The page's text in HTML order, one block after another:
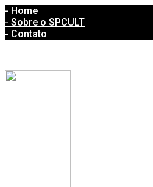
- Home
- Sobre o SPCULT
- Contato